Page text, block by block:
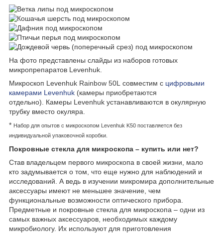
На фото представлены слайды из наборов готовых
микропрепаратов Levenhuk.
Микроскоп Levenhuk Rainbow 50L совместим с цифровыми
камерами Levenhuk (камеры приобретаются
отдельно). Камеры Levenhuk устанавливаются в окулярную
трубку вместо окуляра.
* Набор для опытов с микроскопом Levenhuk K50 поставляется без
индивидуальной упаковочной коробки.
Покровные стекла для микроскопа – купить или нет?
Став владельцем первого микроскопа в своей жизни, мало
кто задумывается о том, что еще нужно для наблюдений и
исследований. А ведь в изучении микромира дополнительные
аксессуары имеют не меньшее значение, чем
функциональные возможности оптического прибора.
Предметные и покровные стекла для микроскопа – одни из
самых важных аксессуаров, необходимых каждому
микробиологу. Их используют для приготовления